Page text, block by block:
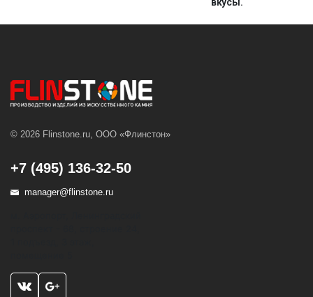
© 2026 Flinstone.ru, ООО «Флинстон»
+7 (495) 136-32-50
manager@flinstone.ru